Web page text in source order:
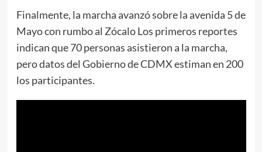
Finalmente, la marcha avanzó sobre la avenida 5 de
Mayo con rumbo al Zócalo Los primeros reportes
indican que 70 personas asistieron a la marcha,
pero datos del Gobierno de CDMX estiman en 200
los participantes.